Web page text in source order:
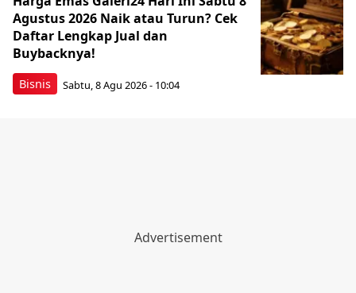
Bisnis
Agustus 2026 Naik atau Turun? Cek
Daftar Lengkap Jual dan
Buybacknya!
Sabtu, 8 Agu 2026 - 10:04